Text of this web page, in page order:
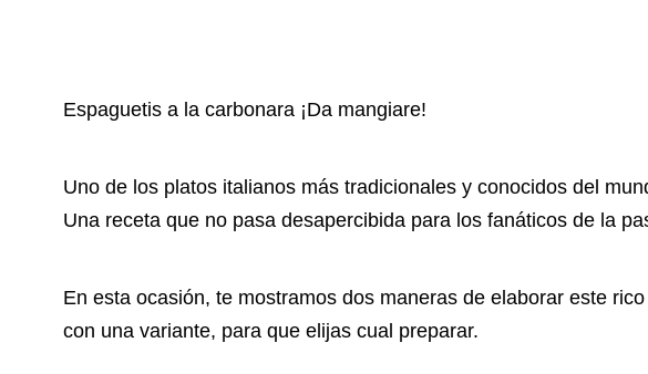
Espaguetis a la carbonara ¡Da mangiare!
Uno de los platos italianos más tradicionales y conocidos del
Una receta que no pasa desapercibida para los fanáticos de la
En esta ocasión, te mostramos dos maneras de elaborar este
con una variante, para que elijas cual preparar.